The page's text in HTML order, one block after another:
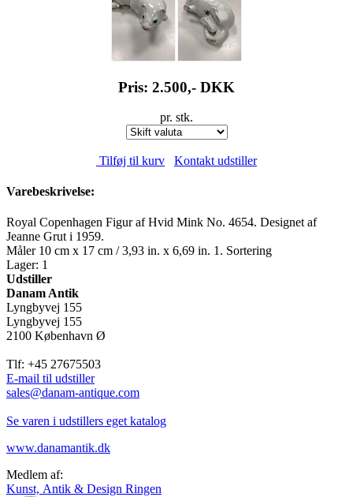
Pris: 2.500,- DKK
pr. stk.
Tilføj til kurv Kontakt udstiller
Varebeskrivelse:
Royal Copenhagen Figur af Hvid Mink No. 4654. Designet af
Jeanne Grut i 1959.
Måler 10 cm x 17 cm / 3,93 in. x 6,69 in. 1. Sortering
Lager: 1
Udstiller
Danam Antik
Lyngbyvej 155
Lyngbyvej 155
2100 København Ø
Tlf: +45 27675503
E-mail til udstiller
sales@danam-antique.com
Se varen i udstillers eget katalog
www.danamantik.dk
Medlem af:
Kunst, Antik & Design Ringen